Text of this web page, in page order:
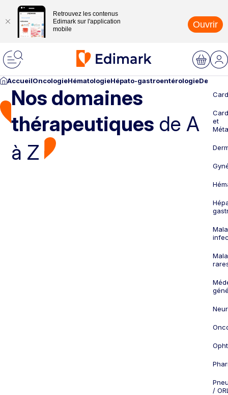
Retrouvez les contenus
Edimark sur l'application
mobile
Ouvrir
AccueilOncologieHématologieHépato-gastroentérologie
Nos domaines
thérapeutiques de A
à Z
et
/